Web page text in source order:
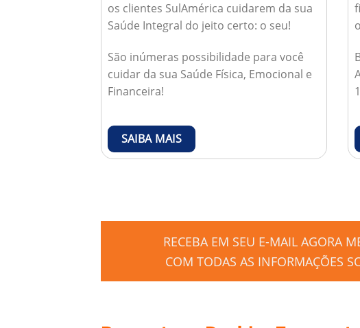
os clientes SulAmérica cuidarem da sua
Saúde Integral do jeito certo: o seu!
São inúmeras possibilidade para você
cuidar da sua Saúde Física, Emocional e
Financeira!
SAIBA MAIS
RECEBA EM SEU E-MAIL AGORA
COM TODAS AS INFORMAÇÕES